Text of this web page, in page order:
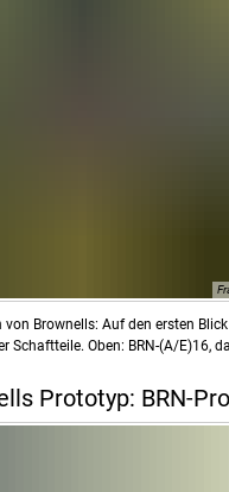
von Brownells: Auf den ersten
Schaftteile. Oben: BRN-(A/E)16,
Prototyp: BRN-